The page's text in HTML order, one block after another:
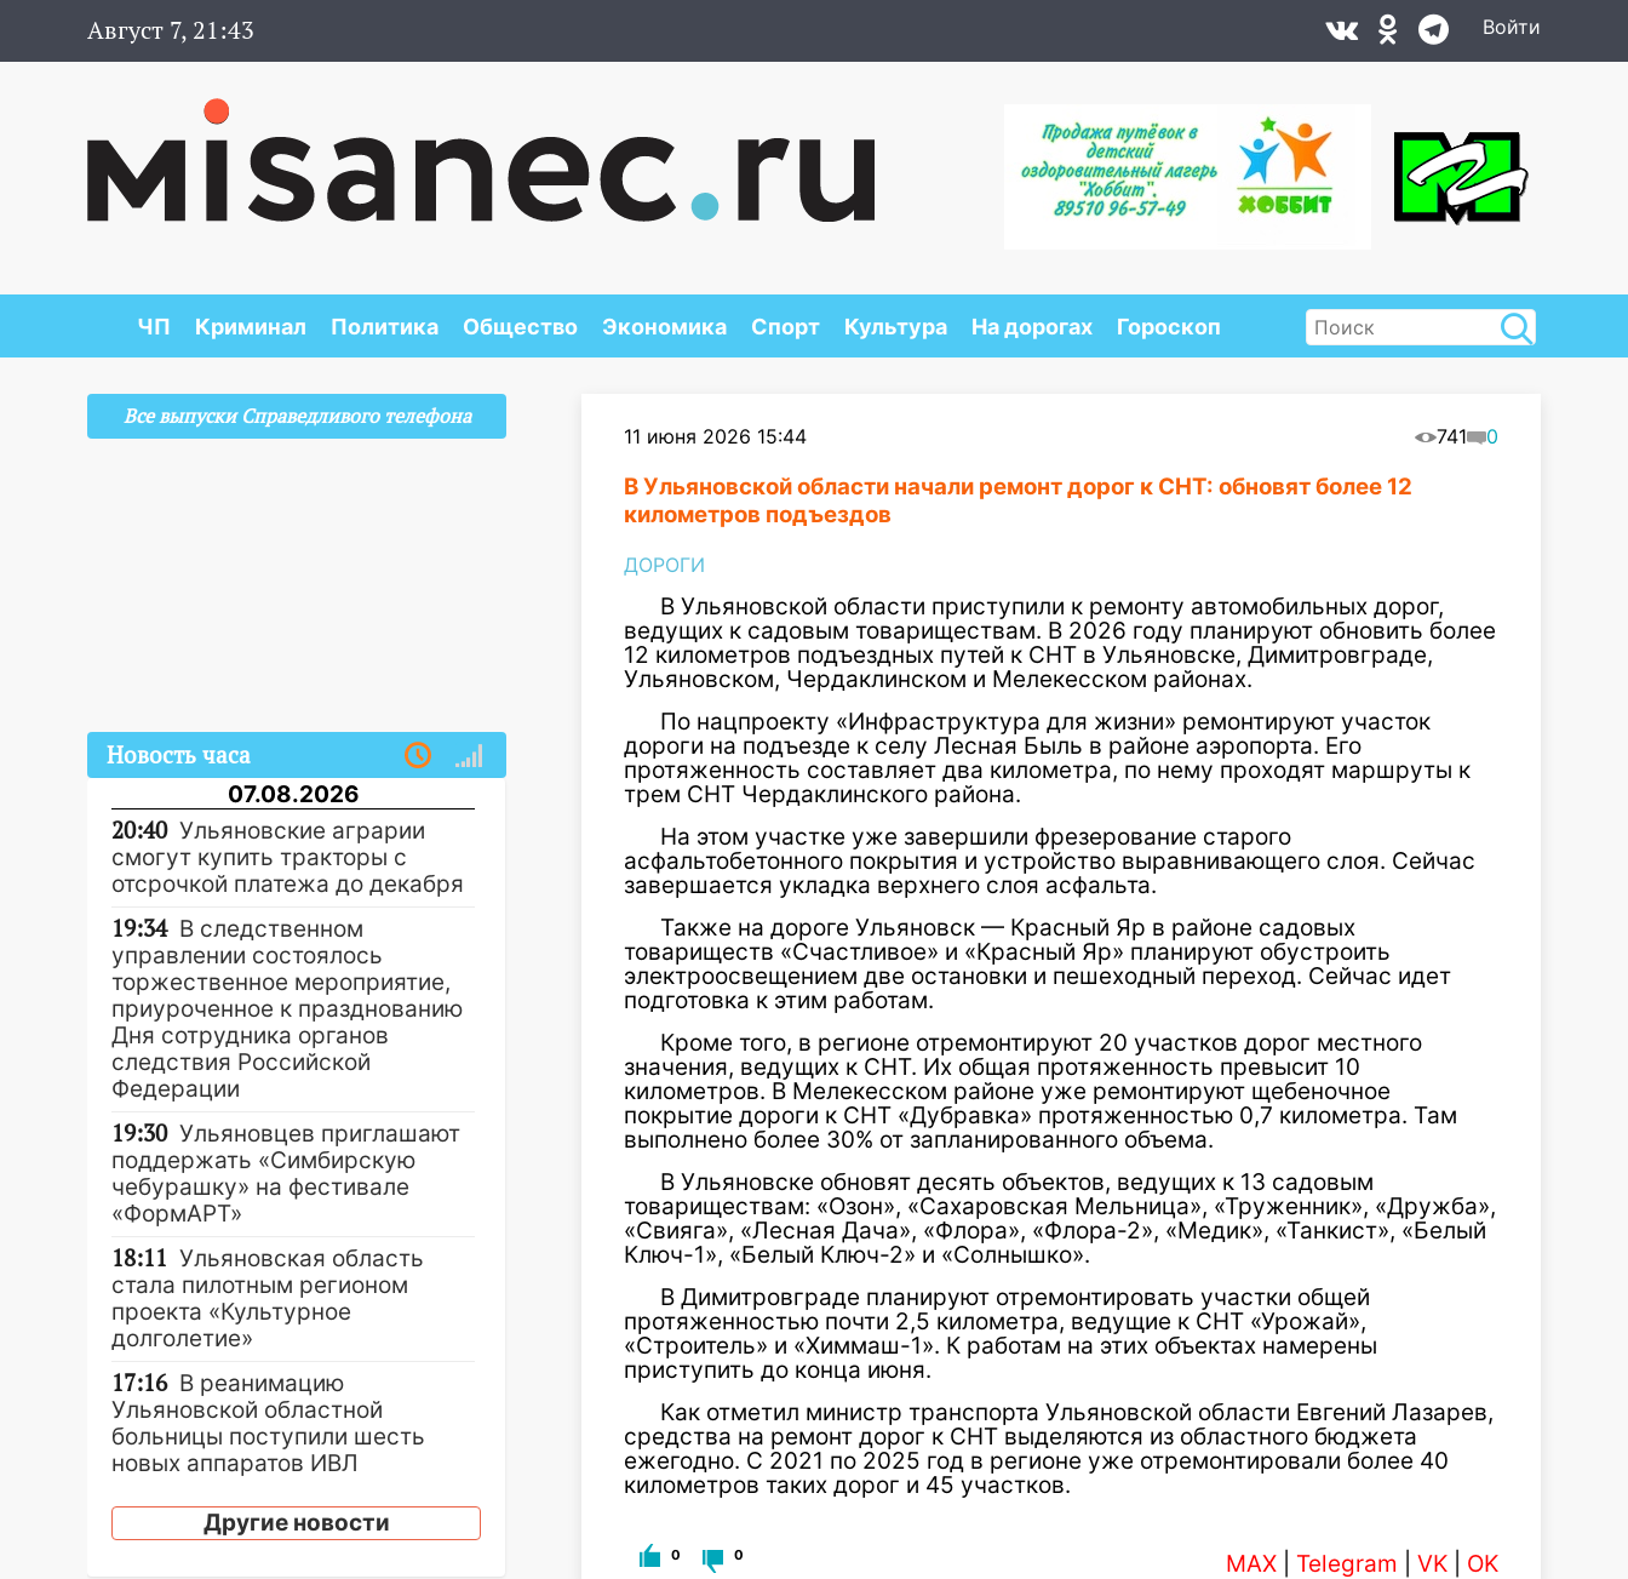
Август 7, 21:43 Войти
ЧП Криминал Политика Общество Экономика Спорт Культура На дорогах Гороскоп
11 июня 2026 15:44 741 0
В Ульяновской области начали ремонт дорог к СНТ: обновят более 12
километров подъездов
ДОРОГИ
В Ульяновской области приступили к ремонту автомобильных дорог,
ведущих к садовым товариществам. В 2026 году планируют обновить более
12 километров подъездных путей к СНТ в Ульяновске, Димитровграде,
Ульяновском, Чердаклинском и Мелекесском районах.
По нацпроекту «Инфраструктура для жизни» ремонтируют участок
дороги на подъезде к селу Лесная Быль в районе аэропорта. Его
протяженность составляет два километра, по нему проходят маршруты к
трем СНТ Чердаклинского района.
На этом участке уже завершили фрезерование старого
асфальтобетонного покрытия и устройство выравнивающего слоя. Сейчас
завершается укладка верхнего слоя асфальта.
Также на дороге Ульяновск — Красный Яр в районе садовых
товариществ «Счастливое» и «Красный Яр» планируют обустроить
электроосвещением две остановки и пешеходный переход. Сейчас идет
подготовка к этим работам.
Кроме того, в регионе отремонтируют 20 участков дорог местного
значения, ведущих к СНТ. Их общая протяженность превысит 10
километров. В Мелекесском районе уже ремонтируют щебеночное
покрытие дороги к СНТ «Дубравка» протяженностью 0,7 километра. Там
выполнено более 30% от запланированного объема.
В Ульяновске обновят десять объектов, ведущих к 13 садовым
товариществам: «Озон», «Сахаровская Мельница», «Труженник», «Дружба»,
«Свияга», «Лесная Дача», «Флора», «Флора-2», «Медик», «Танкист», «Белый
Ключ-1», «Белый Ключ-2» и «Солнышко».
В Димитровграде планируют отремонтировать участки общей
протяженностью почти 2,5 километра, ведущие к СНТ «Урожай»,
«Строитель» и «Химмаш-1». К работам на этих объектах намерены
приступить до конца июня.
Как отметил министр транспорта Ульяновской области Евгений Лазарев,
средства на ремонт дорог к СНТ выделяются из областного бюджета
ежегодно. С 2021 по 2025 год в регионе уже отремонтировали более 40
километров таких дорог и 45 участков.
0 0 MAX Telegram VK OK
Все выпуски Справедливого телефона
Новость часа
07.08.2026
20:40 Ульяновские аграрии
смогут купить тракторы с
отсрочкой платежа до декабря
19:34 В следственном
управлении состоялось
торжественное мероприятие,
приуроченное к празднованию
Дня сотрудника органов
следствия Российской
Федерации
19:30 Ульяновцев приглашают
поддержать «Симбирскую
чебурашку» на фестивале
«ФормАРТ»
18:11 Ульяновская область
стала пилотным регионом
проекта «Культурное
долголетие»
17:16 В реанимацию
Ульяновской областной
больницы поступили шесть
новых аппаратов ИВЛ
16:51 В Чердаклинском районе
ремонтируют дороги, ставят
Другие новости